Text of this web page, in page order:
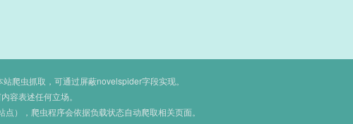
爬虫抓取，可通过屏蔽novelspider字段实现。
容表述任何立场。
），爬虫程序会依据负载状态自动爬取相关页面。